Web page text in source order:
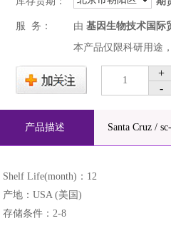
服 务： 由 基因生物技术国际
本产品仅限科研用途
1
+
-
产品描述 Santa Cruz /
Shelf Life(month)：12
产地：USA (美国)
存储条件：2-8